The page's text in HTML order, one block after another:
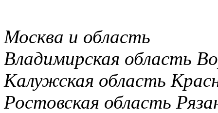
Москва и область
Владимирская область
Калужская область
Ростовская область